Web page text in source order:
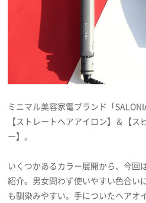
フィルム
Emoメン
ランキング
Emo!miuとは？
免責事項
ミニマル美容家電ブランド「
【ストレートヘアアイロン】＆【
ー】。
いくつかあるカラー展開から、今回
紹介。男女問わず使いやすい色合い
も馴染みやすい。手についたヘアオ